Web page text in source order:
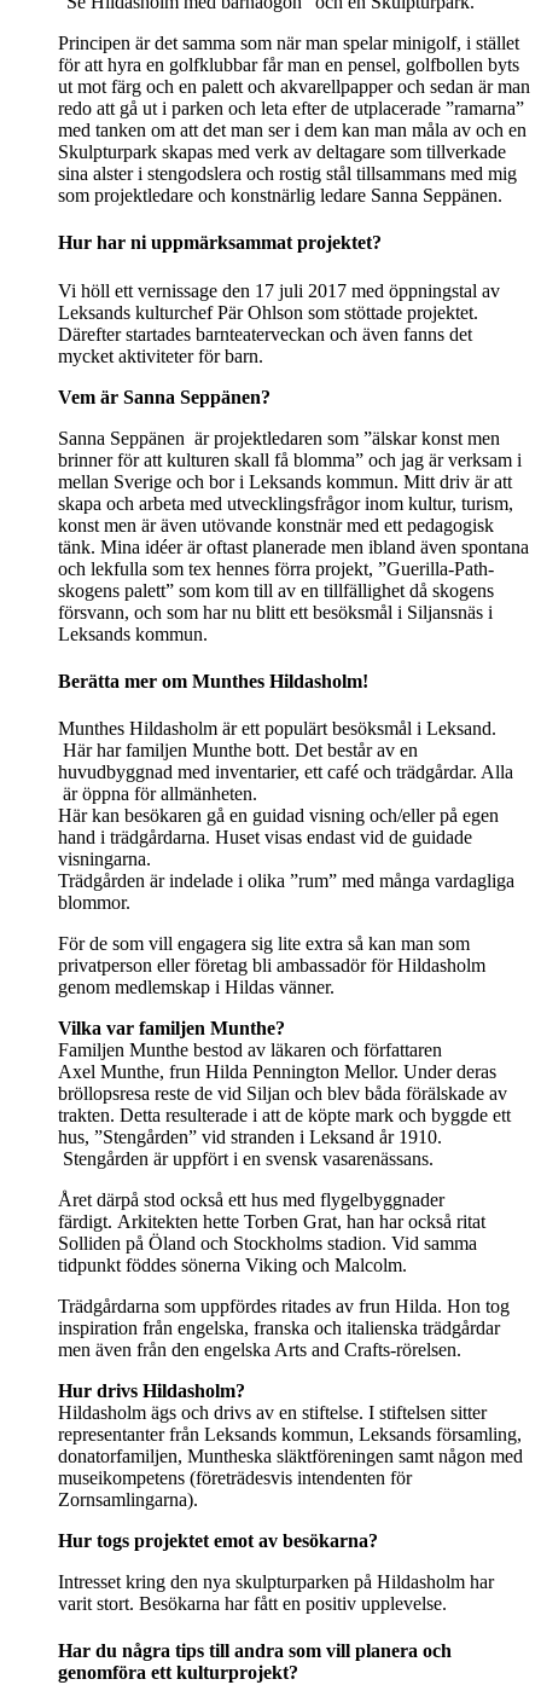
Principen är det samma som när man spelar minigolf, i stället
för att hyra en golfklubbar får man en pensel, golfbollen byts
ut mot färg och en palett och akvarellpapper och sedan är man
redo att gå ut i parken och leta efter de utplacerade ”ramarna”
med tanken om att det man ser i dem kan man måla av och en
Skulpturpark skapas med verk av deltagare som tillverkade
sina alster i stengodslera och rostig stål tillsammans med mig
som projektledare och konstnärlig ledare Sanna Seppänen.
Hur har ni uppmärksammat projektet?
Vi höll ett vernissage den 17 juli 2017 med öppningstal av
Leksands kulturchef Pär Ohlson som stöttade projektet.
Därefter startades barnteaterveckan och även fanns det
mycket aktiviteter för barn.
Vem är Sanna Seppänen?
Sanna Seppänen är projektledaren som ”älskar konst men
brinner för att kulturen skall få blomma” och jag är verksam i
mellan Sverige och bor i Leksands kommun. Mitt driv är att
skapa och arbeta med utvecklingsfrågor inom kultur, turism,
konst men är även utövande konstnär med ett pedagogisk
tänk. Mina idéer är oftast planerade men ibland även spontana
och lekfulla som tex hennes förra projekt, ”Guerilla-Path-
skogens palett” som kom till av en tillfällighet då skogens
försvann, och som har nu blitt ett besöksmål i Siljansnäs i
Leksands kommun.
Berätta mer om Munthes Hildasholm!
Munthes Hildasholm är ett populärt besöksmål i Leksand.
Här har familjen Munthe bott. Det består av en
huvudbyggnad med inventarier, ett café och trädgårdar. Alla
är öppna för allmänheten.
Här kan besökaren gå en guidad visning och/eller på egen
hand i trädgårdarna. Huset visas endast vid de guidade
visningarna.
Trädgården är indelade i olika ”rum” med många vardagliga
blommor.
För de som vill engagera sig lite extra så kan man som
privatperson eller företag bli ambassadör för Hildasholm
genom medlemskap i Hildas vänner.
Vilka var familjen Munthe?
Familjen Munthe bestod av läkaren och författaren
Axel Munthe, frun Hilda Pennington Mellor. Under deras
bröllopsresa reste de vid Siljan och blev båda förälskade av
trakten. Detta resulterade i att de köpte mark och byggde ett
hus, ”Stengården” vid stranden i Leksand år 1910.
Stengården är uppfört i en svensk vasarenässans.
Året därpå stod också ett hus med flygelbyggnader
färdigt. Arkitekten hette Torben Grat, han har också ritat
Solliden på Öland och Stockholms stadion. Vid samma
tidpunkt föddes sönerna Viking och Malcolm.
Trädgårdarna som uppfördes ritades av frun Hilda. Hon tog
inspiration från engelska, franska och italienska trädgårdar
men även från den engelska Arts and Crafts-rörelsen.
Hur drivs Hildasholm?
Hildasholm ägs och drivs av en stiftelse. I stiftelsen sitter
representanter från Leksands kommun, Leksands församling,
donatorfamiljen, Muntheska släktföreningen samt någon med
museikompetens (företrädesvis intendenten för
Zornsamlingarna).
Hur togs projektet emot av besökarna?
Intresset kring den nya skulpturparken på Hildasholm har
varit stort. Besökarna har fått en positiv upplevelse.
Har du några tips till andra som vill planera och
genomföra ett kulturprojekt?